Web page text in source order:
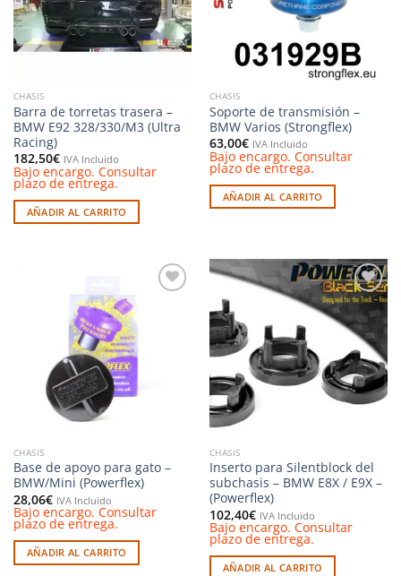
CHASIS
Barra de torretas trasera –
BMW E92 328/330/M3 (Ultra
Racing)
182,50€ IVA Incluido
Bajo encargo. Consultar
plazo de entrega.
AÑADIR AL CARRITO
CHASIS
Soporte de transmisión –
BMW Varios (Strongflex)
63,00€ IVA Incluido
Bajo encargo. Consultar
plazo de entrega.
AÑADIR AL CARRITO
CHASIS
Base de apoyo para gato –
BMW/Mini (Powerflex)
28,06€ IVA Incluido
Bajo encargo. Consultar
plazo de entrega.
AÑADIR AL CARRITO
Añadir
a la
lista de
deseos
CHASIS
Inserto para Silentblock del
subchasis – BMW E8X / E9X –
(Powerflex)
102,40€ IVA Incluido
Bajo encargo. Consultar
plazo de entrega.
AÑADIR AL CARRITO